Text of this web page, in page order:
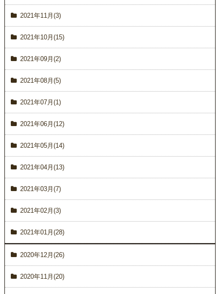
2021年11月(3)
2021年10月(15)
2021年09月(2)
2021年08月(5)
2021年07月(1)
2021年06月(12)
2021年05月(14)
2021年04月(13)
2021年03月(7)
2021年02月(3)
2021年01月(28)
2020年12月(26)
2020年11月(20)